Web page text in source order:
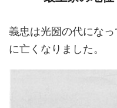
義忠は光圀の代にな
に亡くなりました。